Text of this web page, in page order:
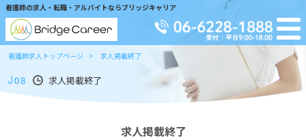
看護師の求人・転職・アルバイトならブリッジキャリア
看護師求人トップページ 求人掲載終了
求人掲載終了
求人掲載終了